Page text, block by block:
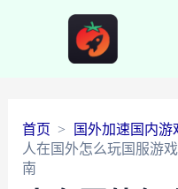
首页
国外加速国内游
人在国外怎么玩国服游
南